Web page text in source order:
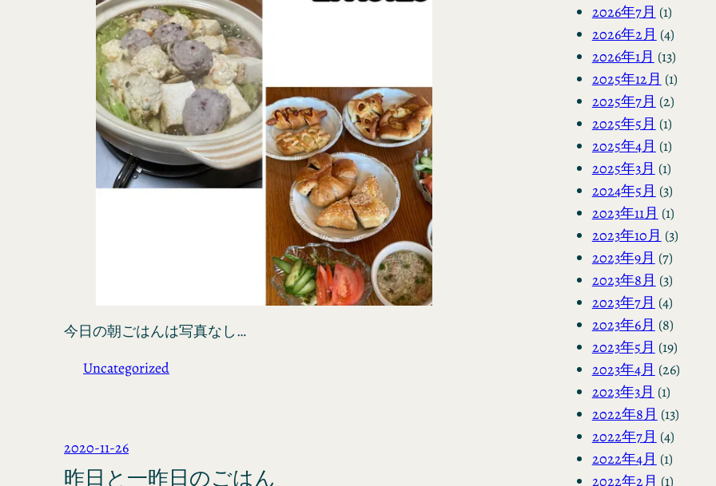
今日の朝ごはんは写真なし…
Uncategorized
2020-11-26
昨日と一昨日のごはん
2026年7月 (1)
2026年2月 (4)
2026年1月 (13)
2025年12月 (1)
2025年7月 (2)
2025年5月 (1)
2025年4月 (1)
2025年3月 (1)
2024年5月 (3)
2023年11月 (1)
2023年10月 (3)
2023年9月 (7)
2023年8月 (3)
2023年7月 (4)
2023年6月 (8)
2023年5月 (19)
2023年4月 (26)
2023年3月 (1)
2022年8月 (13)
2022年7月 (4)
2022年4月 (1)
2022年2月 (1)